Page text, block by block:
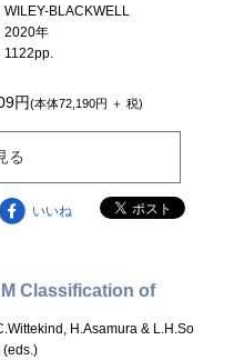
WILEY-BLACKWELL
2020年
1122pp.
円(本体72,190円 ＋ 税)
る
いいね
Classification of
H.Asamura & L.H.So
(eds.)